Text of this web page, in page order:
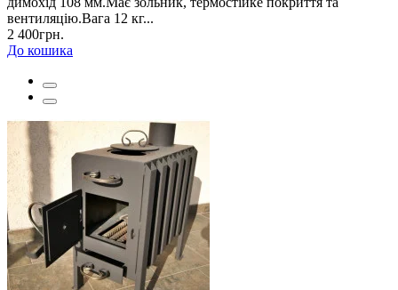
вентиляцію.Вага 12 кг...
2 400грн.
До кошика